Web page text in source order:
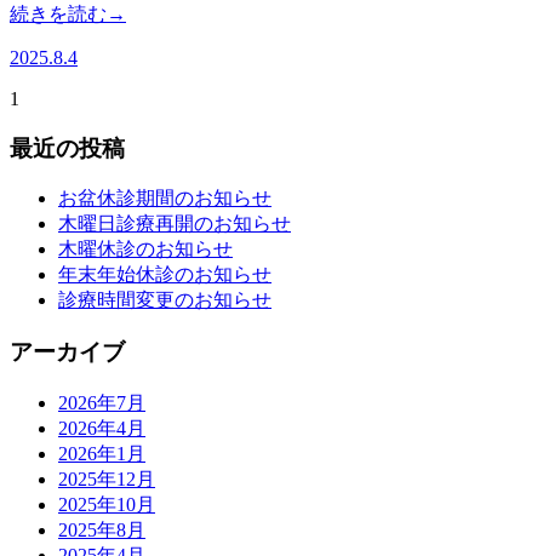
続きを読む→
2025.8.4
1
最近の投稿
お盆休診期間のお知らせ
木曜日診療再開のお知らせ
木曜休診のお知らせ
年末年始休診のお知らせ
診療時間変更のお知らせ
アーカイブ
2026年7月
2026年4月
2026年1月
2025年12月
2025年10月
2025年8月